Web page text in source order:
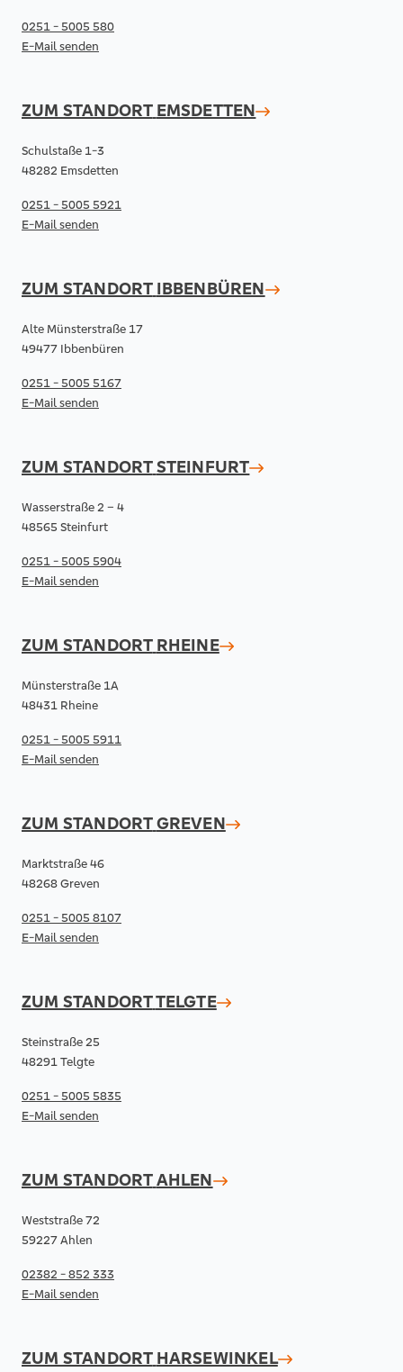
0251 - 5005 580
E-Mail senden
ZUM STANDORT EMSDETTEN
Schulstaße 1-3
48282 Emsdetten
0251 - 5005 5921
E-Mail senden
ZUM STANDORT IBBENBÜREN
Alte Münsterstraße 17
49477 Ibbenbüren
0251 - 5005 5167
E-Mail senden
ZUM STANDORTSTEINFURT
Wasserstraße 2 – 4
48565 Steinfurt
0251 - 5005 5904
E-Mail senden
ZUM STANDORT RHEINE
Münsterstraße 1A
48431 Rheine
0251 - 5005 5911
E-Mail senden
ZUM STANDORTGREVEN
Marktstraße 46
48268 Greven
0251 - 5005 8107
E-Mail senden
ZUM STANDORTTELGTE
Steinstraße 25
48291 Telgte
0251 - 5005 5835
E-Mail senden
ZUM STANDORTAHLEN
Weststraße 72
59227 Ahlen
02382 - 852 333
E-Mail senden
ZUM STANDORT HARSEWINKEL